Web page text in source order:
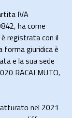
IVA
ha come
registrata con il
forma giuridica è
e la sua sede
RACALMUTO,
nel 2021